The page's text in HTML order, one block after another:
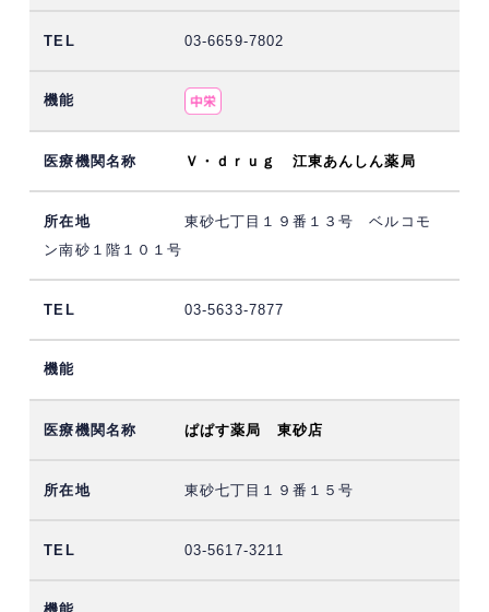
03-6659-7802
Ｖ・ｄｒｕｇ 江東あんしん薬局
東砂七丁目１９番１３号 ベルコモ
ン南砂１階１０１号
03-5633-7877
ぱぱす薬局 東砂店
東砂七丁目１９番１５号
03-5617-3211